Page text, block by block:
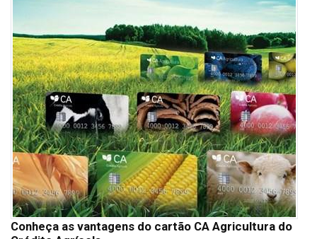
Conheça as vantagens do cartão CA Agricultura do